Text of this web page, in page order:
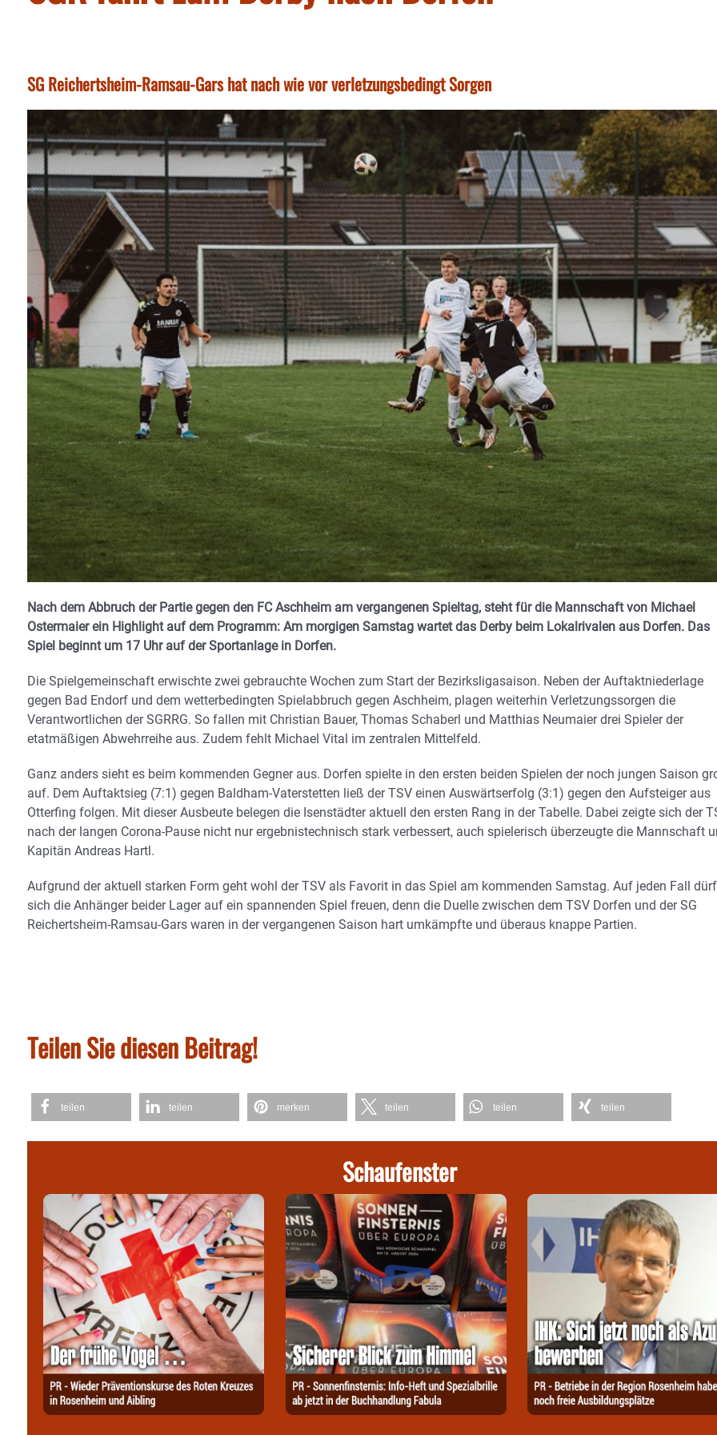
SG Reichertsheim-Ramsau-Gars hat nach wie vor verletzungsbedingt Sorgen
Nach dem Abbruch der Partie gegen den FC Aschheim am vergangenen Spieltag, steht für die Mannschaft von Michael
Ostermaier ein Highlight auf dem Programm: Am morgigen Samstag wartet das Derby beim Lokalrivalen aus Dorfen. Das
Spiel beginnt um 17 Uhr auf der Sportanlage in Dorfen.
Die Spielgemeinschaft erwischte zwei gebrauchte Wochen zum Start der Bezirksligasaison. Neben der Auftaktniederlage
gegen Bad Endorf und dem wetterbedingten Spielabbruch gegen Aschheim, plagen weiterhin Verletzungssorgen die
Verantwortlichen der SGRRG. So fallen mit Christian Bauer, Thomas Schaberl und Matthias Neumaier drei Spieler der
etatmäßigen Abwehrreihe aus. Zudem fehlt Michael Vital im zentralen Mittelfeld.
Ganz anders sieht es beim kommenden Gegner aus. Dorfen spielte in den ersten beiden Spielen der noch jungen Saison
auf. Dem Auftaktsieg (7:1) gegen Baldham-Vaterstetten ließ der TSV einen Auswärtserfolg (3:1) gegen den Aufsteiger aus
Otterfing folgen. Mit dieser Ausbeute belegen die Isenstädter aktuell den ersten Rang in der Tabelle. Dabei zeigte sich der
nach der langen Corona-Pause nicht nur ergebnistechnisch stark verbessert, auch spielerisch überzeugte die Mannschaft
Kapitän Andreas Hartl.
Aufgrund der aktuell starken Form geht wohl der TSV als Favorit in das Spiel am kommenden Samstag. Auf jeden Fall
sich die Anhänger beider Lager auf ein spannenden Spiel freuen, denn die Duelle zwischen dem TSV Dorfen und der SG
Reichertsheim-Ramsau-Gars waren in der vergangenen Saison hart umkämpfte und überaus knappe Partien.
Teilen Sie diesen Beitrag!
teilen teilen merken teilen teilen teilen
Schaufenster